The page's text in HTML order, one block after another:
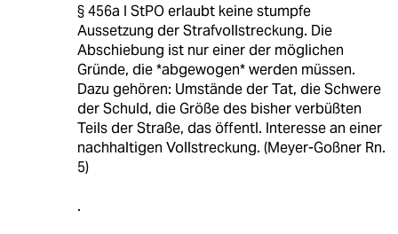
§ 456a I StPO erlaubt keine stumpfe
Aussetzung der Strafvollstreckung. Die
Abschiebung ist nur einer der möglichen
Gründe, die *abgewogen* werden müssen.
Dazu gehören: Umstände der Tat, die Schwere
der Schuld, die Größe des bisher verbüßten
Teils der Straße, das öffentl. Interesse an einer
nachhaltigen Vollstreckung. (Meyer-Goßner Rn.
5)
.